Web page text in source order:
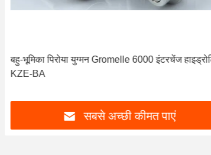
बहु-भूमिका पिरोया युग्मन Gromelle 6000 इंटरचेंज
KZE-BA
सबसे अच्छी कीमत पाएं